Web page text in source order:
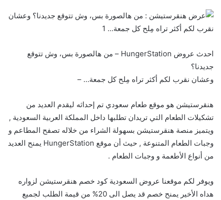
احدث عروض HungerStation – من هالصورة بس، وش تتوقع
جديدنا؟
وعشان نقرب لكم أكثر تراه مِلح كل جمعة… –
هنقرستيشن هو موقع طعام سعودي تم إحداثه ليقدم العديد من
تشكيلات الطعام التي تريدان تطلبها داخل المملكة العربية السعودية ,
ويتميز منصة هنقرستيشن بسهولة الشراء من خلاله تصفح المطاعم و
وجبات الطعام المتنوعة , حيث أن موقع HungerStation يمنح العديد
من أنواع الأطعمة و وجبات الطعام .
ويوفر لكم موقعنا عروض السعودية كود خصم هنقرستيشن لزواره
هداه الأخير يمنح خصم قد يصل الى 20% من قيمة الطلب لجميع